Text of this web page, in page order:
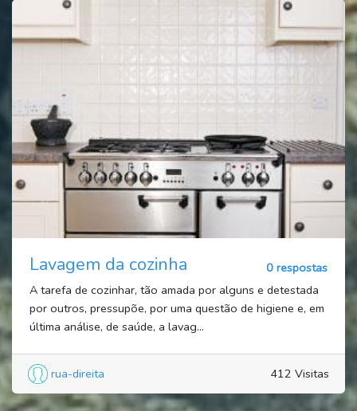
Lavagem da cozinha
0 respostas
A tarefa de cozinhar, tão amada por alguns e detestada
por outros, pressupõe, por uma questão de higiene e, em
última análise, de saúde, a lavag...
rua-direita 412 Visitas